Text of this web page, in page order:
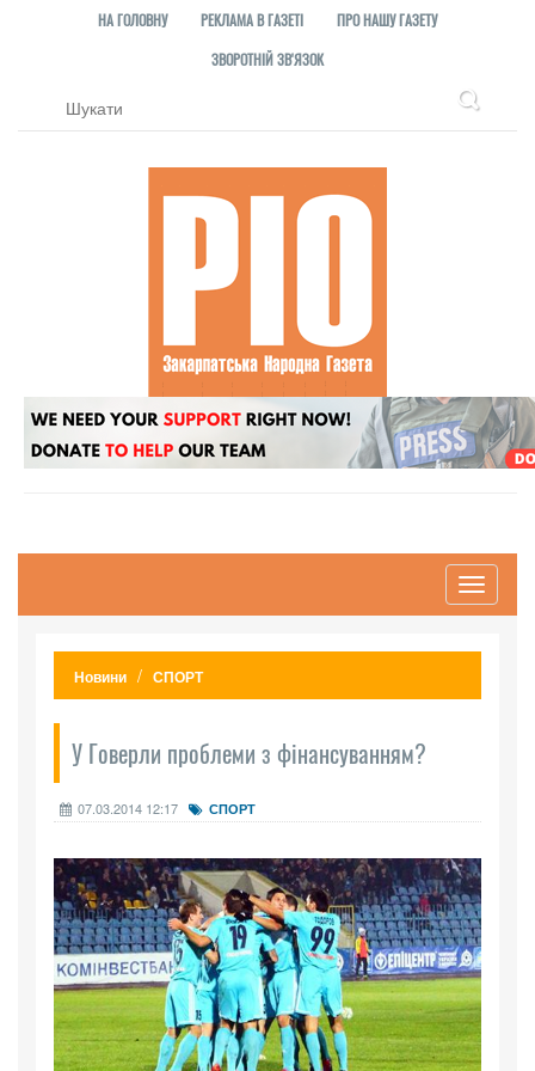
НА ГОЛОВНУ РЕКЛАМА В ГАЗЕТІ
ПРО НАШУ ГАЗЕТУ
ЗВОРОТНІЙ ЗВ'ЯЗОК
Toggle
Новини СПОРТ
У Говерли проблеми з фінансуванням?
07.03.2014 12:17 СПОРТ